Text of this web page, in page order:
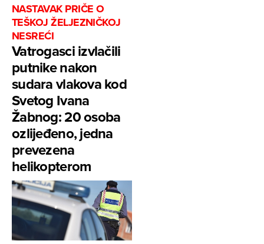
NASTAVAK PRIČE O
TEŠKOJ ŽELJEZNIČKOJ
NESREĆI
Vatrogasci izvlačili
putnike nakon
sudara vlakova kod
Svetog Ivana
Žabnog: 20 osoba
ozlijeđeno, jedna
prevezena
helikopterom